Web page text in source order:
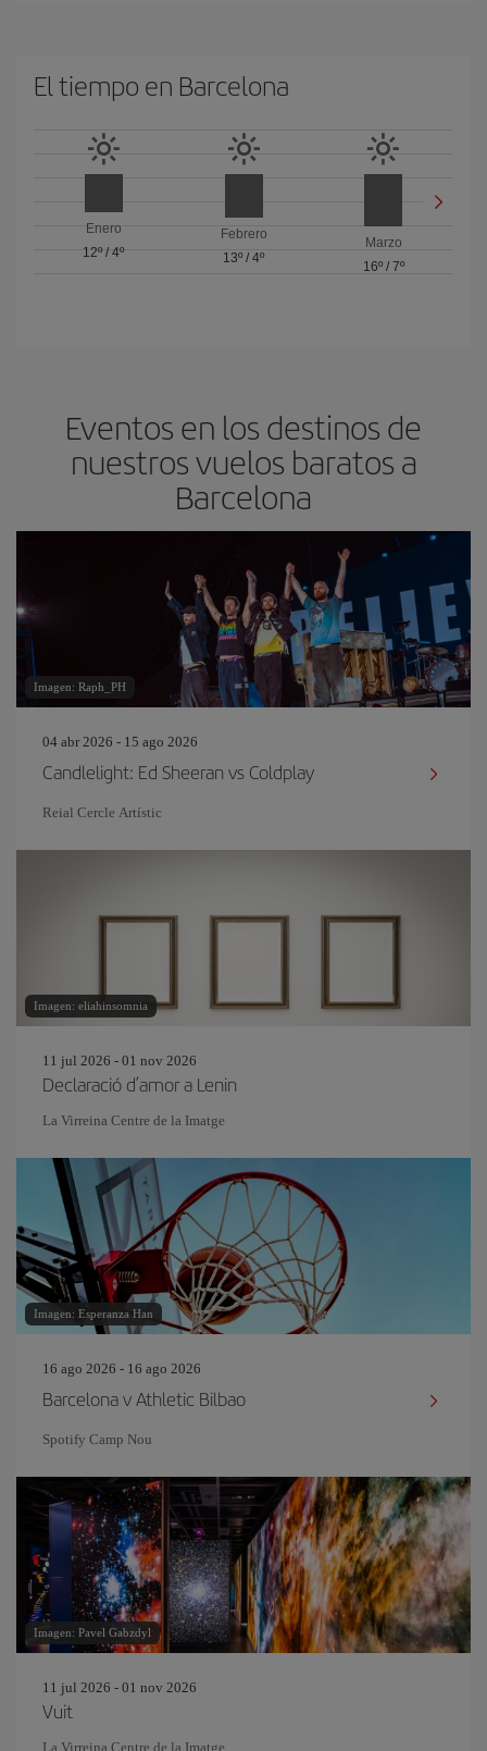
El tiempo en Barcelona
Enero
12º/4º
Febrero
13º / 4º
Marzo
16º/ 7º
Eventos en los destinos de
nuestros vuelos baratos a
Barcelona
Imagen: Raph_PH
04 abr 2026 - 15 ago 2026
Candlelight: Ed Sheeran vs Coldplay
Reial Cercle Artístic
Imagen: eliahinsomnia
11 jul 2026 - 01 nov 2026
Declaració d’amor a Lenin
La Virreina Centre de la Imatge
Imagen: Esperanza Han
16 ago 2026 - 16 ago 2026
Barcelona v Athletic Bilbao
Spotify Camp Nou
Imagen: Pavel Gabzdyl
11 jul 2026 - 01 nov 2026
Vuit
La Virreina Centre de la Imatge